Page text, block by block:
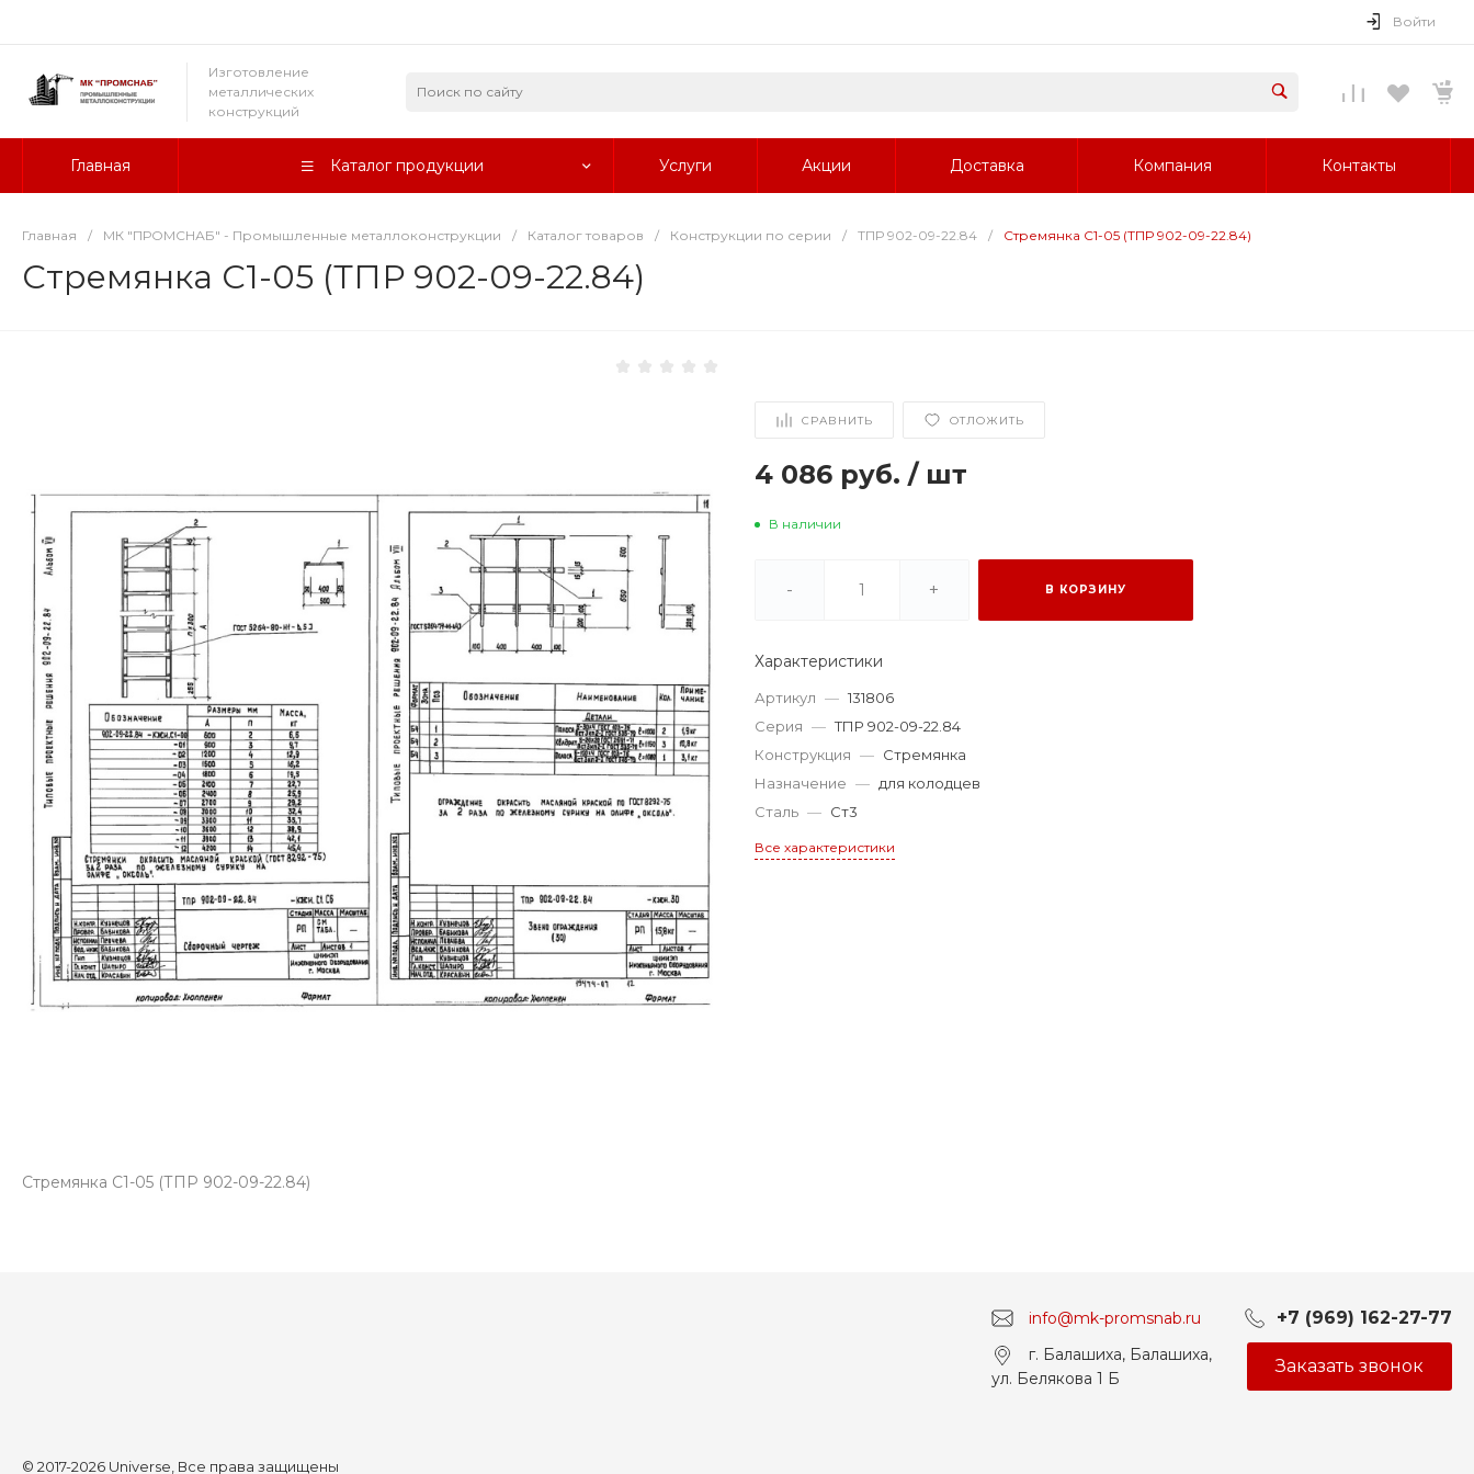
Войти
Изготовление
металлических
конструкций
Главная Каталог продукции Услуги Акции Доставка Компания Контакты
Главная / МК "ПРОМСНАБ" - Промышленные металлоконструкции / Каталог товаров / Конструкции по серии / ТПР 902-09-22.84 / Стремянка С1-05 (ТПР 902-09-22.84)
Стремянка С1-05 (ТПР 902-09-22.84)
СРАВНИТЬ ОТЛОЖИТЬ
4 086 руб. / шт
В наличии
- + В КОРЗИНУ
Характеристики
Артикул — 131806
Серия — ТПР 902-09-22.84
Конструкция — Стремянка
Назначение — для колодцев
Сталь — Ст3
Все характеристики
Стремянка С1-05 (ТПР 902-09-22.84)
info@mk-promsnab.ru +7 (969) 162-27-77
г. Балашиха, Балашиха,
ул. Белякова 1 Б
Заказать звонок
© 2017-2026 Universe, Все права защищены